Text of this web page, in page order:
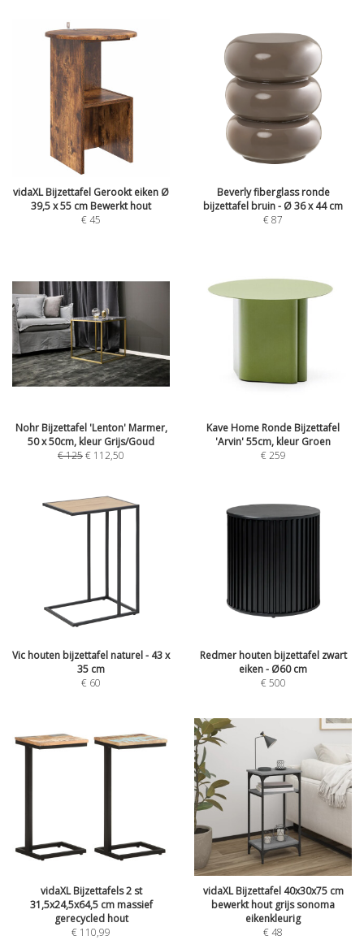
vidaXL Bijzettafel Gerookt eiken Ø
39,5 x 55 cm Bewerkt hout
€45
Beverly fiberglass ronde
bijzettafel bruin - Ø 36 x 44 cm
€87
Nohr Bijzettafel 'Lenton' Marmer,
50 x 50cm, kleur Grijs/Goud
€125€ 112,50
Kave Home Ronde Bijzettafel
'Arvin' 55cm, kleur Groen
€259
Vic houten bijzettafel naturel - 43 x
35 cm
€ 60
Redmer houten bijzettafel zwart
eiken - Ø60 cm
€500
vidaXL Bijzettafels 2 st
31,5x24,5x64,5 cm massief
gerecycled hout
€ 110,99
vidaXL Bijzettafel 40x30x75 cm
bewerkt hout grijs sonoma
eikenkleurig
€48